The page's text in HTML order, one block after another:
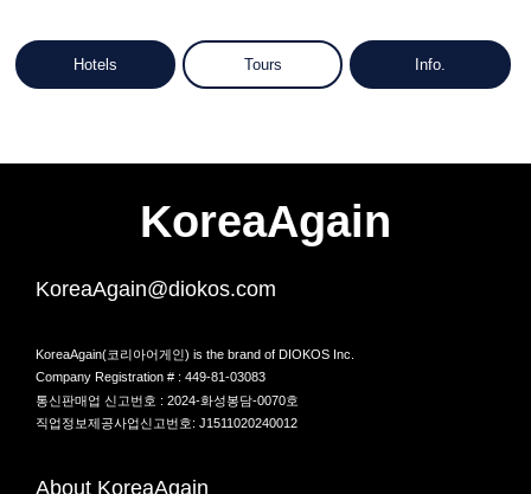
Hotels Tours Info.
KoreaAgain
KoreaAgain@diokos.com
KoreaAgain(코리아어게인) is the brand of DIOKOS Inc.
Company Registration # : 449-81-03083
통신판매업 신고번호 : 2024-화성봉담-0070호
직업정보제공사업신고번호: J1511020240012
About KoreaAgain